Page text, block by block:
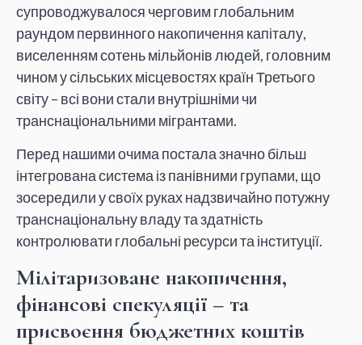
супроводжувалося черговим глобальним
раундом первинного накопичення капіталу,
виселенням сотень мільйонів людей, головним
чином у сільських місцевостях країн Третього
світу – всі вони стали внутрішніми чи
транснаціональними мігрантами.
Перед нашими очима постала значно більш
інтегрована система із панівними групами, що
зосередили у своїх руках надзвичайно потужну
транснаціональну владу та здатність
контролювати глобальні ресурси та інституції.
Мілітаризоване накопичення,
фінансові спекуляції – та
присвоєння бюджетних коштів